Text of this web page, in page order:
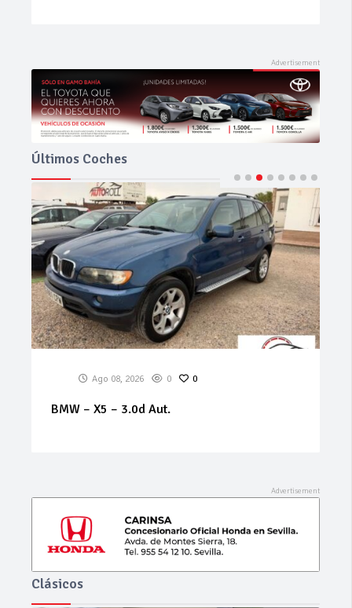
Últimos Coches
Ago 08, 2026 0 0
BMW – X5 – 3.0d Aut.
Clásicos